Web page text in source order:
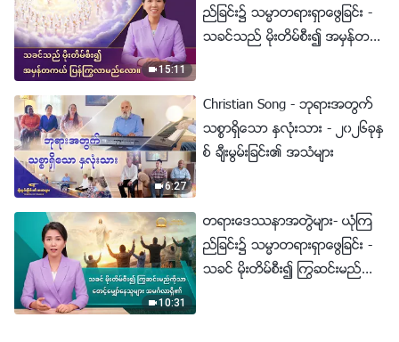
15:11
ည္ျခင္း၌ သမၼာတရားရွာေဖြျခင္း -
သခင္သည္ မိုးတိမ္စီး၍ အမွန္တက
6:27
Christian Song - ဘုရားအတြက္
သစၥာရွိေသာ ႏွလုံးသား - ၂၀၂၆ခုႏွ
စ္ ခ်ီးမြမ္းျခင္း၏ အသံမ်ား
10:31
တရားေဒႆနာအတြဲမ်ား- ယုံၾက
ည္ျခင္း၌ သမၼာတရားရွာေဖြျခင္း -
သခင္ မိုးတိမ္စီး၍ ႂကြဆင္းမည္ကို